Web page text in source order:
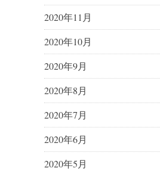
2020年11月
2020年10月
2020年9月
2020年8月
2020年7月
2020年6月
2020年5月